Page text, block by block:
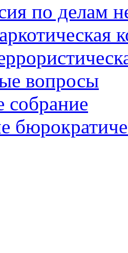
по делам
вопросы
собрание